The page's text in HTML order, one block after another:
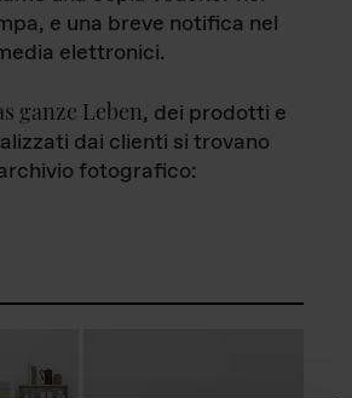
e una breve notifica nel
elettronici.
ganze Leben, dei prodotti e
dai clienti si trovano
fotografico: